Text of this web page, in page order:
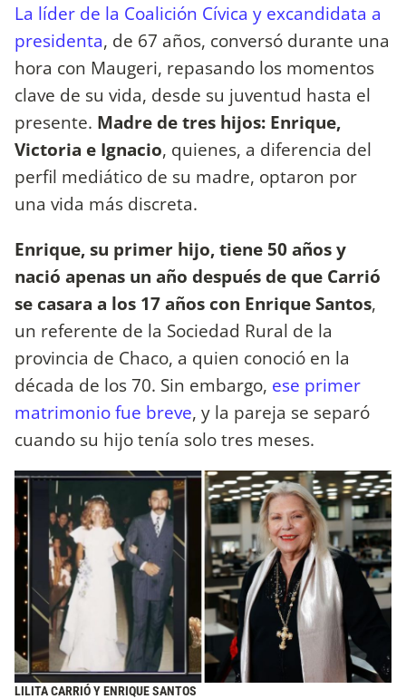
La líder de la Coalición Cívica y excandidata a
presidenta, de 67 años, conversó durante una
hora con Maugeri, repasando los momentos
clave de su vida, desde su juventud hasta el
presente. Madre de tres hijos: Enrique,
Victoria e Ignacio, quienes, a diferencia del
perfil mediático de su madre, optaron por
una vida más discreta.
Enrique, su primer hijo, tiene 50 años y
nació apenas un año después de que Carrió
se casara a los 17 años con Enrique Santos,
un referente de la Sociedad Rural de la
provincia de Chaco, a quien conoció en la
década de los 70. Sin embargo, ese primer
matrimonio fue breve, y la pareja se separó
cuando su hijo tenía solo tres meses.
LILITA CARRIÓ Y ENRIQUE SANTOS